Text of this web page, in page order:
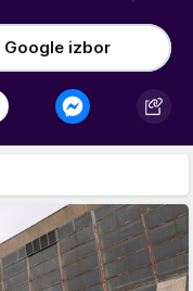
Google izbor